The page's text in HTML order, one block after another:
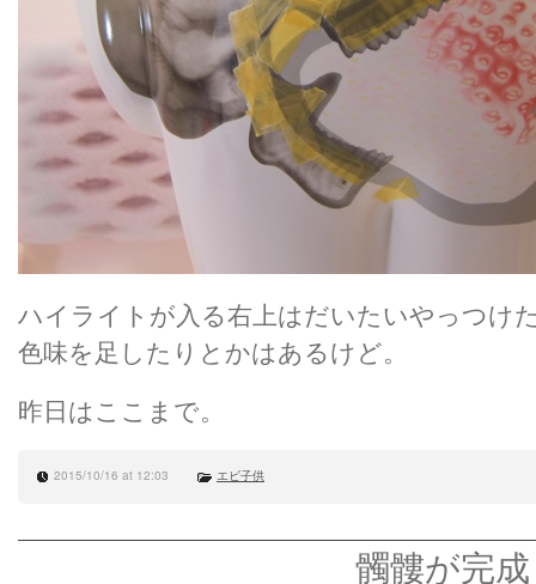
ハイライトが入る右上はだいたいやっつけ
色味を足したりとかはあるけど。
昨日はここまで。
2015/10/16 at 12:03 エビ子供
髑髏が完成